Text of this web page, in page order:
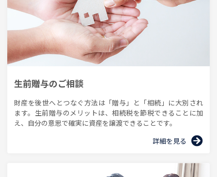
生前贈与のご相談
財産を後世へとつなぐ方法は「贈与」と「相続」に大別され
ます。生前贈与のメリットは、相続税を節税できることに加
え、自分の意思で確実に資産を譲渡できることです。
詳細を見る